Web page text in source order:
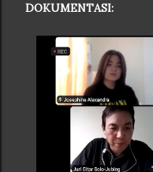
DOKUMENTASI: